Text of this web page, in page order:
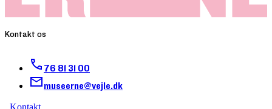
Kontakt os
76 81 31 00
museerne@vejle.dk
Kontakt